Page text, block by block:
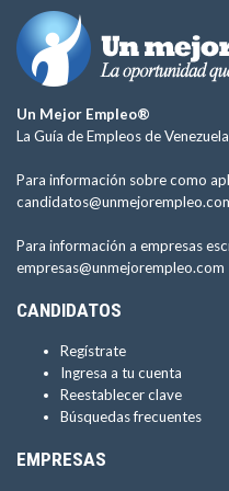
Un Mejor Empleo®
La Guía de Empleos de
Para información sobre como
Para información a empresas
empresas@unmejorempleo.com
CANDIDATOS
Regístrate
Ingresa a tu cuenta
Reestablecer clave
Búsquedas frecuentes
EMPRESAS